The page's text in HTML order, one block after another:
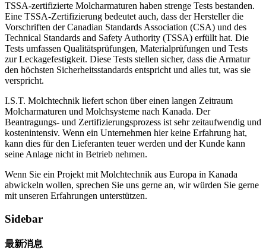
TSSA-zertifizierte Molcharmaturen haben strenge Tests bestanden.
Eine TSSA-Zertifizierung bedeutet auch, dass der Hersteller die
Vorschriften der Canadian Standards Association (CSA) und des
Technical Standards and Safety Authority (TSSA) erfüllt hat. Die
Tests umfassen Qualitätsprüfungen, Materialprüfungen und Tests
zur Leckagefestigkeit. Diese Tests stellen sicher, dass die Armatur
den höchsten Sicherheitsstandards entspricht und alles tut, was sie
verspricht.
I.S.T. Molchtechnik liefert schon über einen langen Zeitraum
Molcharmaturen und Molchsysteme nach Kanada. Der
Beantragungs- und Zertifizierungsprozess ist sehr zeitaufwendig und
kostenintensiv. Wenn ein Unternehmen hier keine Erfahrung hat,
kann dies für den Lieferanten teuer werden und der Kunde kann
seine Anlage nicht in Betrieb nehmen.
Wenn Sie ein Projekt mit Molchtechnik aus Europa in Kanada
abwickeln wollen, sprechen Sie uns gerne an, wir würden Sie gerne
mit unseren Erfahrungen unterstützen.
Sidebar
最新消息